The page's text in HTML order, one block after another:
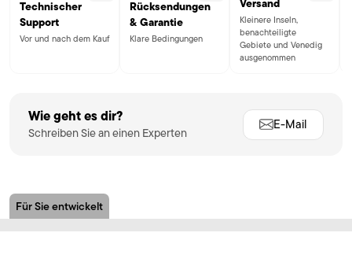
Technischer
Support
Vor und nach dem Kauf
Rücksendungen
& Garantie
Klare Bedingungen
Kleinere Inseln,
benachteiligte
Gebiete und Venedig
ausgenommen
Wie geht es dir?
Schreiben Sie an einen Experten
E-Mail
Für Sie entwickelt